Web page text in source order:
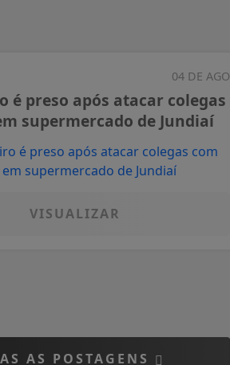
04 DE AGO
é preso após atacar colegas
supermercado de Jundiaí
VISUALIZAR
AS POSTAGENS